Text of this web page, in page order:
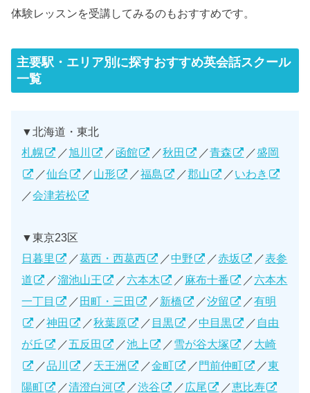
体験レッスンを受講してみるのもおすすめです。
主要駅・エリア別に探すおすすめ英会話スクール
一覧
▼北海道・東北
札幌
／旭川 ／函館 ／秋田 ／青森 ／盛岡
／仙台 ／山形 ／福島 ／郡山 ／いわき
／会津若松
▼東京23区
日暮里
／葛西・西葛西 ／中野 ／赤坂 ／表参
道
／溜池山王 ／六本木 ／麻布十番 ／六本木
一丁目
／田町・三田 ／新橋 ／汐留 ／有明
／神田 ／秋葉原 ／ 目黒 ／中目黒 ／ 自由
が丘
／五反田 ／池上 ／雪が谷大塚 ／大崎
／品川 ／天王洲 ／金町 ／門前仲町 ／東
陽町
／清澄白河 ／渋谷 ／ 広尾 ／恵比寿